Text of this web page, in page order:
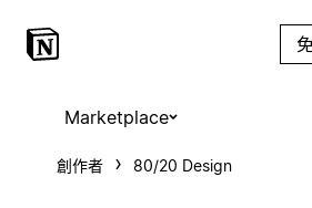
Marketplace
創作者 80/20 Design